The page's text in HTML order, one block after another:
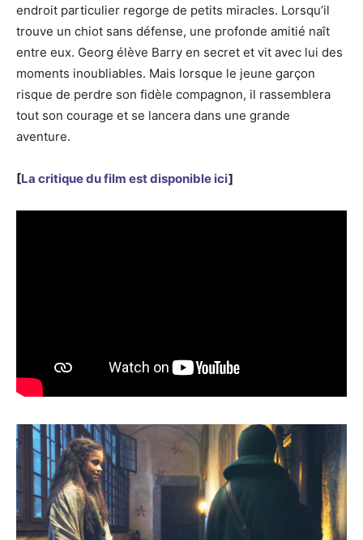
endroit particulier regorge de petits miracles. Lorsqu’il
trouve un chiot sans défense, une profonde amitié naît
entre eux. Georg élève Barry en secret et vit avec lui des
moments inoubliables. Mais lorsque le jeune garçon
risque de perdre son fidèle compagnon, il rassemblera
tout son courage et se lancera dans une grande
aventure.
[La critique du film est disponible ici]